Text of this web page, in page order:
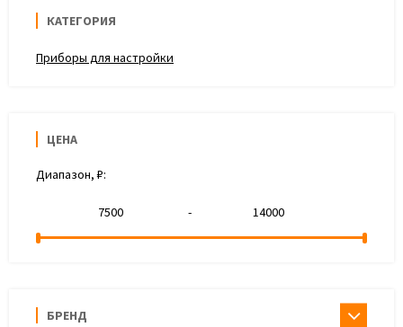
КАТЕГОРИЯ
Приборы для настройки
ЦЕНА
Диапазон, ₽:
-
БРЕНД